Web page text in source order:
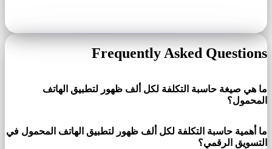
Frequently Asked Questions
ما هي صيغة حاسبة التكلفة لكل ألف ظهور لتطبيق الهاتف
المحمول؟
ما أهمية حاسبة التكلفة لكل ألف ظهور لتطبيق الهاتف المحمول في
التسويق الرقمي؟